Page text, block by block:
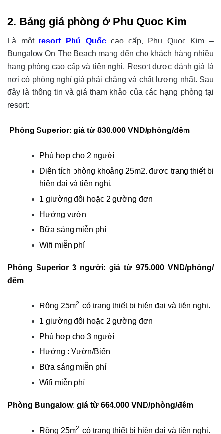
2. Bảng giá phòng ở Phu Quoc Kim
Là một resort Phú Quốccao cấp, Phu Quoc Kim –
Bungalow On The Beach mang đến cho khách hàng nhiều
hạng phòng cao cấp và tiện nghi. Resort được đánh giá là
nơi có phòng nghỉ giá phải chăng và chất lượng nhất. Sau
đây là thông tin và giá tham khảo của các hạng phòng tại
resort:
Phòng Superior: giá từ 830.000 VND/phòng/đêm
Phù hợp cho 2 người
Diện tích phòng khoảng 25m2, được trang thiết bị
hiện đại và tiện nghi.
1 giường đôi hoặc 2 gường đơn
Hướng vườn
Bữa sáng miễn phí
Wifi miễn phí
Phòng Superior 3 người: giá từ 975.000 VND/phòng/
đêm
Rộng 25m2 có trang thiết bị hiện đại và tiện nghi.
1 giường đôi hoặc 2 gường đơn
Phù hợp cho 3 người
Hướng : Vườn/Biển
Bữa sáng miễn phí
Wifi miễn phí
Phòng Bungalow: giá từ 664.000 VND/phòng/đêm
Rộng 25m2 có trang thiết bị hiện đại và tiện nghi.